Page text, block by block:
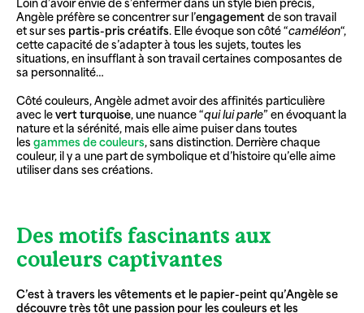
Loin d’avoir envie de s’enfermer dans un style bien précis,
Angèle préfère se concentrer sur l’engagementde son travail
et sur ses partis-pris créatifs. Elle évoque son côté “caméléon“,
cette capacité de s’adapter à tous les sujets, toutes les
situations, en insufflant à son travail certaines composantes de
sa personnalité…
Côté couleurs, Angèle admet avoir des affinités particulière
avec levert turquoise, une nuance “qui lui parle” en évoquant la
nature et la sérénité, mais elle aime puiser dans toutes
les gammes de couleurs, sans distinction. Derrière chaque
couleur, il y a une part de symbolique et d’histoire qu’elle aime
utiliser dans ses créations.
Des motifs fascinants aux
couleurs captivantes
C’est à travers les vêtements et le papier-peint qu’Angèle se
découvre très tôt une passion pour les couleurs et les